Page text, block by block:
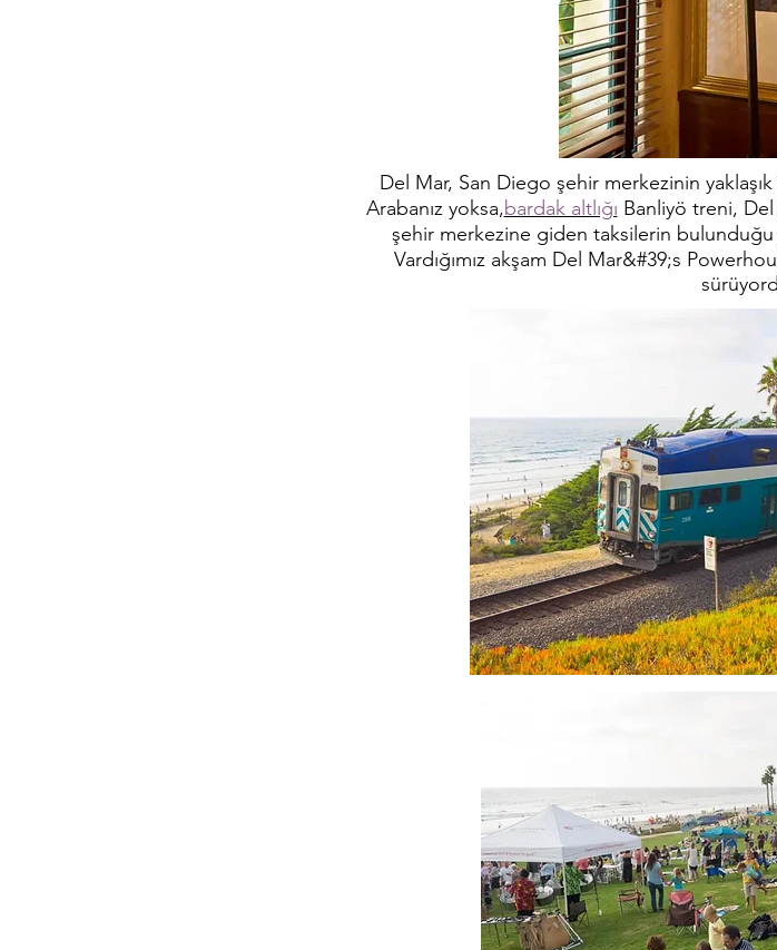
Del Mar, San Diego şehir merkezinin
Arabanız yoksa,bardak altlığı Banliyö treni,
şehir merkezine giden taksilerin bulunduğu
Vardığımız akşam Del Mar&#39;s